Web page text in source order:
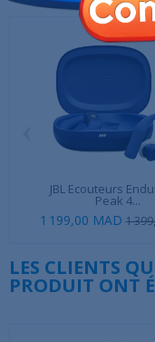
JBL Ecouteurs
Peak 4...
1 199,00 MAD 1
LES CLIENTS
PRODUIT ONT